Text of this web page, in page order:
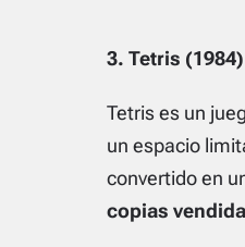
3. Tetris (1984)
Tetris es un
un espacio
convertido en
copias